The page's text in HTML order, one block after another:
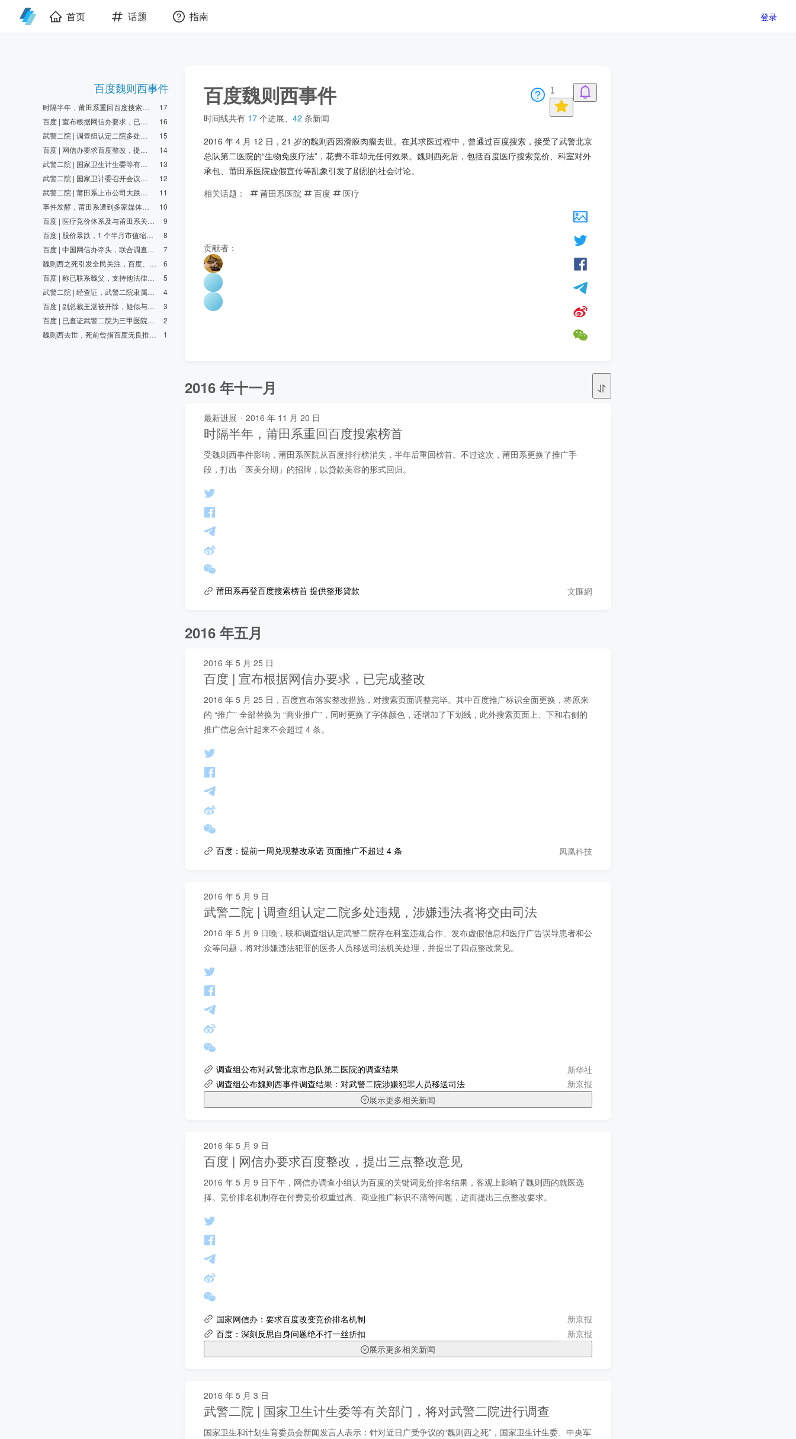
首页 话题 指南 登录
百度魏则西事件
时隔半年，莆田系重回百度搜索榜首
17
百度 | 宣布根据网信办要求，已完成整改
16
武警二院 | 调查组认定二院多处违规，涉嫌违法者将交由司法
15
百度 | 网信办要求百度整改，提出三点整改意见
14
武警二院 | 国家卫生计生委等有关部门，将对武警二院进行调查
13
武警二院 | 国家卫计委召开会议，禁止医院出租科室
12
武警二院 | 莆田系上市公司大跌，中源协和被迫停牌
11
事件发酵，莆田系遭到多家媒体曝光
10
百度 | 医疗竞价体系及与莆田系关系引发争议
9
百度 | 股价暴跌，1 个半月市值缩水 740 亿
8
百度 | 中国网信办牵头，联合调查组进驻百度
7
魏则西之死引发全民关注，百度、武警二院被起底
6
百度 | 称已联系魏父，支持他法律维权，魏父回应百度撒谎
5
武警二院 | 经查证，武警二院隶属莆田系康新公司
4
百度 | 副总裁王湛被开除，疑似与魏则西之死有关
3
百度 | 已查证武警二院为三甲医院，资质齐全
2
魏则西去世，死前曾指百度无良推荐、武警二院虚假疗法
1
1
百度魏则西事件
时间线共有 17个进展 42条新闻
2016 年 4 月 12 日，21 岁的魏则西因滑膜肉瘤去世。在其求医过程中，曾通过百度搜索，接受了武警北京
总队第二医院的“生物免疫疗法”，花费不菲却无任何效果。魏则西死后，包括百度医疗搜索竞价、科室对外
承包、莆田系医院虚假宣传等乱象引发了剧烈的社会讨论。
相关话题：
莆田系医院 百度 医疗
贡献者：
2016 年十一月
最新进展 · 2016 年 11 月 20 日
时隔半年，莆田系重回百度搜索榜首
受魏则西事件影响，莆田系医院从百度排行榜消失，半年后重回榜首。不过这次，莆田系更换了推广手
段，打出「医美分期」的招牌，以贷款美容的形式回归。
莆田系再登百度搜索榜首 提供整形貸款 文匯網
2016 年五月
2016 年 5 月 25 日
百度 | 宣布根据网信办要求，已完成整改
2016 年 5 月 25 日，百度宣布落实整改措施，对搜索页面调整完毕。其中百度推广标识全面更换，将原来
的 “推广” 全部替换为 “商业推广”，同时更换了字体颜色，还增加了下划线，此外搜索页面上、下和右侧的
推广信息合计起来不会超过 4 条。
百度：提前一周兑现整改承诺 页面推广不超过 4 条 凤凰科技
2016 年 5 月 9 日
武警二院 | 调查组认定二院多处违规，涉嫌违法者将交由司法
2016 年 5 月 9 日晚，联和调查组认定武警二院存在科室违规合作、发布虚假信息和医疗广告误导患者和公
众等问题，将对涉嫌违法犯罪的医务人员移送司法机关处理，并提出了四点整改意见。
调查组公布对武警北京市总队第二医院的调查结果 新华社
调查组公布魏则西事件调查结果：对武警二院涉嫌犯罪人员移送司法 新京报
展示更多相关新闻
2016 年 5 月 9 日
百度 | 网信办要求百度整改，提出三点整改意见
2016 年 5 月 9 日下午，网信办调查小组认为百度的关键词竞价排名结果，客观上影响了魏则西的就医选
择。竞价排名机制存在付费竞价权重过高、商业推广标识不清等问题，进而提出三点整改要求。
国家网信办：要求百度改变竞价排名机制 新京报
百度：深刻反思自身问题绝不打一丝折扣 新京报
展示更多相关新闻
2016 年 5 月 3 日
武警二院 | 国家卫生计生委等有关部门，将对武警二院进行调查
国家卫生和计划生育委员会新闻发言人表示：针对近日广受争议的“魏则西之死”，国家卫生计生委、中央军